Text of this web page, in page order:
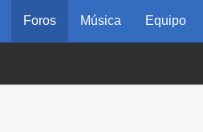
Foros Música Equipo